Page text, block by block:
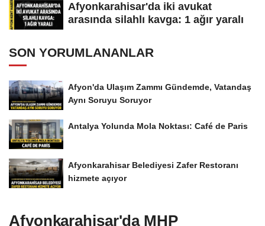
Afyonkarahisar'da iki avukat
arasında silahlı kavga: 1 ağır yaralı
SON YORUMLANANLAR
Afyon'da Ulaşım Zammı Gündemde, Vatandaş
Aynı Soruyu Soruyor
Antalya Yolunda Mola Noktası: Café de Paris
Afyonkarahisar Belediyesi Zafer Restoranı
hizmete açıyor
Afyonkarahisar'da MHP